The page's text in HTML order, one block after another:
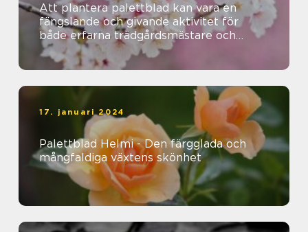
Att plantera palettblad kan vara en
fängslande och givande aktivitet för
både erfarna trädgårdsmästare och
nybörjare
17. januari 2024
Palettblad Helmi - Den färgglada och
mångfaldiga växtens skönhet